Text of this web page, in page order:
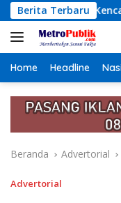
Langsung
ke
konten
Berita Terbaru
Ketum PWI
Home Headline
Beranda Advertorial
Advertorial